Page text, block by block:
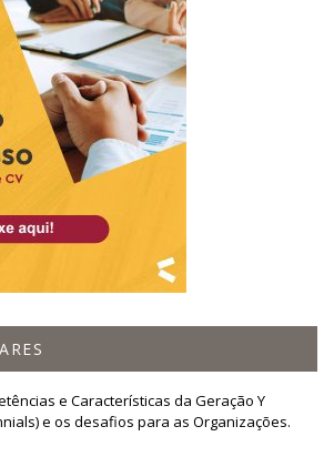
e Características da Geração Y
e os desafios para as Organizações.